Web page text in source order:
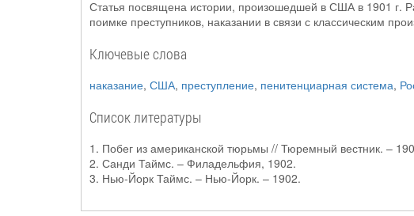
Статья посвящена истории, произошедшей в США в 1901 г.
поимке преступников, наказании в связи с классическим
Ключевые слова
наказание, США, преступление, пенитенциарная система,
Список литературы
1. Побег из американской тюрьмы // Тюремный вестник. –
2. Санди Таймс. – Филадельфия, 1902.
3. Нью-Йорк Таймс. – Нью-Йорк. – 1902.